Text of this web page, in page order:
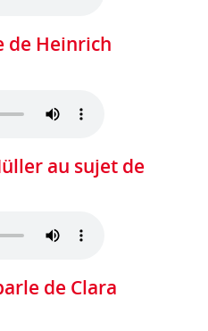
de Heinrich
au sujet de
de Clara